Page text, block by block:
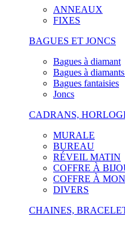
ANNEAUX
FIXES
BAGUES ET JONCS
Bagues à diamant
Bagues à
Bagues fantaisies
Joncs
CADRANS,
MURALE
BUREAU
RÉVEIL MATIN
COFFRE À
COFFRE À
DIVERS
CHAINES,